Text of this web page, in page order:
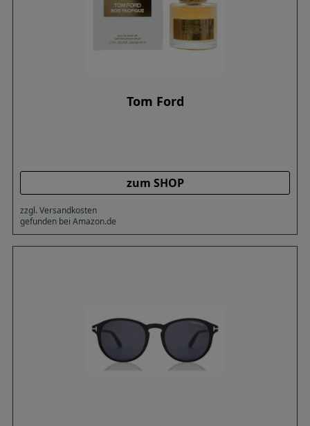
Tom Ford
zum SHOP
zzgl. Versandkosten
gefunden bei Amazon.de